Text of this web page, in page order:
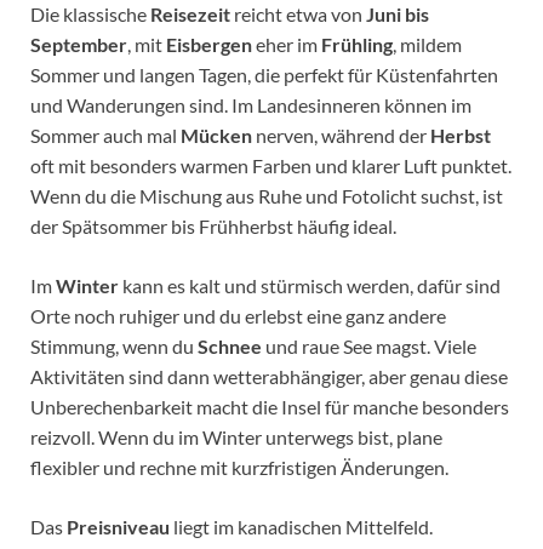
Die klassische Reisezeit reicht etwa von Juni bis
September , mit Eisbergeneher im Frühling , mildem
Sommer und langen Tagen, die perfekt für Küstenfahrten
und Wanderungen sind. Im Landesinneren können im
Sommer auch mal Mücken nerven, während der Herbst
oft mit besonders warmen Farben und klarer Luft punktet.
Wenn du die Mischung aus Ruhe und Fotolicht suchst, ist
der Spätsommer bis Frühherbst häufig ideal.
ImWinter kann es kalt und stürmisch werden, dafür sind
Orte noch ruhiger und du erlebst eine ganz andere
Stimmung, wenn du Schnee und raue See magst. Viele
Aktivitäten sind dann wetterabhängiger, aber genau diese
Unberechenbarkeit macht die Insel für manche besonders
reizvoll. Wenn du im Winter unterwegs bist, plane
flexibler und rechne mit kurzfristigen Änderungen.
Das Preisniveau liegt im kanadischen Mittelfeld.